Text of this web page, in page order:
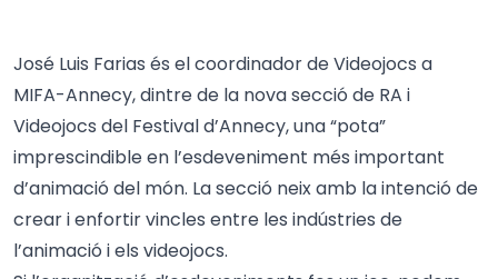
José Luis Farias és el coordinador de Videojocs a
MIFA-Annecy, dintre de la nova secció de RA i
Videojocs del Festival d’Annecy, una “pota”
imprescindible en l’esdeveniment més important
d’animació del món. La secció neix amb la intenció de
crear i enfortir vincles entre les indústries de
l’animació i els videojocs.